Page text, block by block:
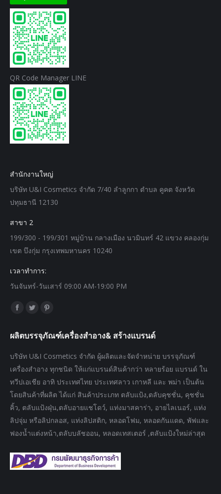
QR Code Manager LINE
สำนักงานใหญ่
บริษัท U&I Cosmetics จำกัด 7/40 ลำลูกกา ตำบล คูคต จังหวัด
ปทุมธานี 12130
สาขา 2
199/300 - 199/301 หมู่บ้าน กลางเมือง นวมินทร์ 42 แขวง คลองกุ่ม
เขต บึงกุ่ม กรุงเทพมหานคร 10240
เวลาทำการ:
วันจันทร์-วันเสาร์ 09:00 AM-19:00 PM
Find us on:
Facebook
opens
in
new
window
Twitter
opens
new
window
Pinterest
opens
window
ผลิตบรรจุภัณฑ์เครื่องสำอาง& สร้างแบรนด์
บริษัท U&I Cosmetics จำกัด ผู้ผลิตและจัดจำหน่าย บรรจุภัณฑ์
เครื่องสำอาง ทุกชนิด ให้แก่แบรนด์สินค้ากว่า หลายร้อย แบรนด์ ใน
ทวีปเอเชีย อาทิ ประเทศไทย ประเทศลาว เกาหลี และ พม่า เป็นต้น
โดยสินค้าที่ผลิต ได้แก่ สินค้าประเภท ตลับแป้ง,ตลับคุชชั่น, คุชชั่น
คิ้ว, ตลับแป้งฝุ่น,ตลับอายแชโดว์, แท่งมาสคาร่า, อายไลเนอร์, แท่ง
ลิปจุ่ม หรือลิปกลอส, แท่งลิปสติก, หลอดโฟม, หลอดกันแดด, พัฟและ
ฟองน้ำแต่งหน้า,ตลับบลัชออน, หลอดเทสเตอร์ ,ตลับแป้งใหม่ล่าสุด